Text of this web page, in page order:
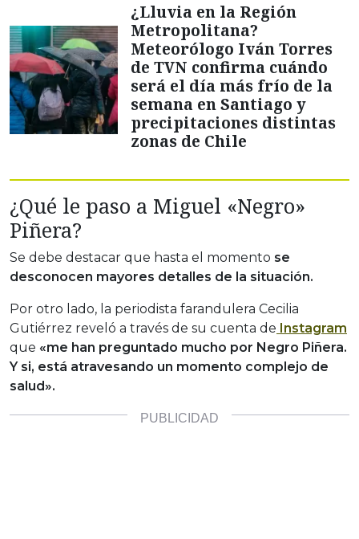
¿Lluvia en la Región
Metropolitana?
Meteorólogo Iván Torres
de TVN confirma cuándo
será el día más frío de la
semana en Santiago y
precipitaciones distintas
zonas de Chile
¿Qué le paso a Miguel «Negro»
Piñera?
Se debe destacar que hasta el momento se
desconocen mayores detalles de la situación.
Por otro lado, la periodista farandulera Cecilia
Gutiérrez reveló a través de su cuenta de Instagram
que «me han preguntado mucho por Negro Piñera.
Y si, está atravesando un momento complejo de
salud».